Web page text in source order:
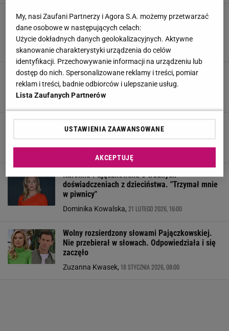
Pajączkowska rozpływała się nad Pachutem w
"Królowej przetrwania", w komentarzach burza.
"Zaloty jak..."
Zuzanna Kwasek,9 KWIETNIA 2026, 09:59
Karolina Pajączkowska w domu rodzinnym
przeżyła piekło. "Tata był psychopatą"
Zuzanna Kwasek,
Ostra dyskusja uczestniczek w "Królowej
przetrwania". Polały się łzy
Julia Mistarz,18 MARCA 2026, 22:16
Karolina Pajączkowska o trudnych
doświadczeniach z dzieciństwa. "Trzymał mnie
w piwnicy"
Dominika Kowalska, 21 LUTEGO 2026, 16:00
Wolny rozsierdzony słowami Pajączkowskiej.
Nie przebierał w słowach. Odpowiedziała i się
zaczęło
Zuzanna Kwasek, 18 STYCZNIA 2026, 08:00
My, nasi Zaufani Partnerzy i Agora S.A. możemy przetwarzać
dane osobowe w następujących celach:
Użycie dokładnych danych geolokalizacyjnych. Aktywne
skanowanie charakterystyki urządzenia do celów
identyfikacji. Przechowywanie informacji na urządzeniu lub
dostęp do nich. Spersonalizowane reklamy i treści, pomiar
reklam i treści, badnie odbiorców i ulepszanie usług.
Lista Zaufanych Partnerów
USTAWIENIA ZAAWANSOWANE
AKCEPTUJĘ